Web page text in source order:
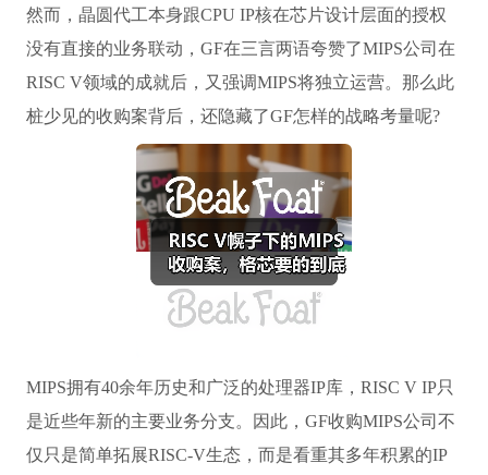
然而，晶圆代工本身跟CPU IP核在芯片设计层面的授权
没有直接的业务联动，GF在三言两语夸赞了MIPS公司在
RISC V领域的成就后，又强调MIPS将独立运营。那么此
桩少见的收购案背后，还隐藏了GF怎样的战略考量呢?
MIPS拥有40余年历史和广泛的处理器IP库，RISC V IP只
是近些年新的主要业务分支。因此，GF收购MIPS公司不
仅只是简单拓展RISC-V生态，而是看重其多年积累的IP